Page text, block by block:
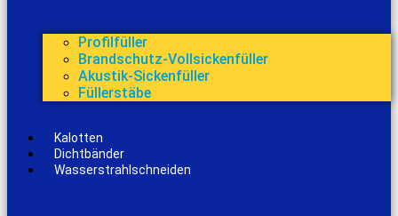
Profilfüller
Brandschutz-Vollsickenfüller
Akustik-Sickenfüller
Füllerstäbe
Kalotten
Dichtbänder
Wasserstrahlschneiden